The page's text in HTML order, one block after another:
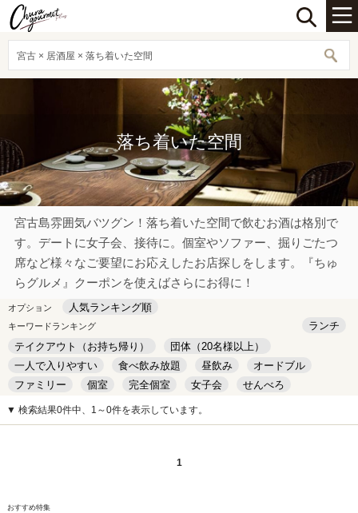
宮古 × 居酒屋 × 落ち着いた空間
落ち着いた空間
宮古島雰囲気バツグン！落ち着いた空間で飲むお酒は格別で
す。デートに女子会、接待に。個室やソファー、掘りごたつ
席など様々なご要望にお応えしたお店探しをします。『ちゅ
らグルメ』クーポンを使えばさらにお得に！
オプション 人気ランキング順
キーワードランキング
ランチ
テイクアウト（お持ち帰り）
団体（20名様以上）
一人で入りやすい
食べ飲み放題 昼飲み
オードブル
ファミリー
個室 完全個室 女子会
せんべろ
キッズルーム
安い デート
▼ 検索結果0件中、1～0件を表示しています。
1
おすすめ特集